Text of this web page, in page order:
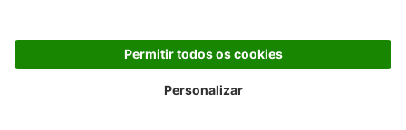
Lip Balm
Máscara Facial
de água
Maquilhagem natural
Protetor solar para